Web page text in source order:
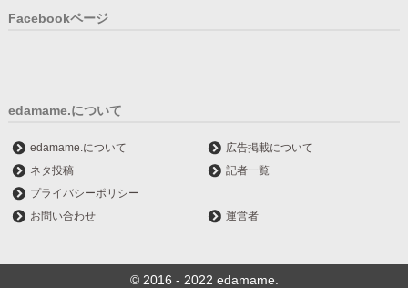
Facebookページ
edamame.について
edamame.について
広告掲載について
ネタ投稿
記者一覧
プライバシーポリシー
お問い合わせ
運営者
© 2016 - 2022 edamame.